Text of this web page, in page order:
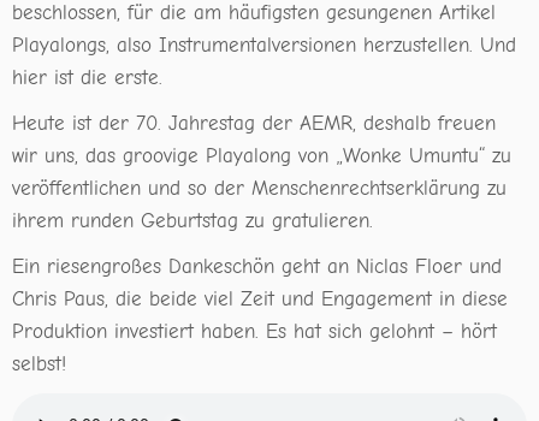
beschlossen, für die am häufigsten gesungenen Artikel
Playalongs, also Instrumentalversionen herzustellen. Und
hier ist die erste.
Heute ist der 70. Jahrestag der AEMR, deshalb freuen
wir uns, das groovige Playalong von „Wonke Umuntu“ zu
veröffentlichen und so der Menschenrechtserklärung zu
ihrem runden Geburtstag zu gratulieren.
Ein riesengroßes Dankeschön geht an Niclas Floer und
Chris Paus, die beide viel Zeit und Engagement in diese
Produktion investiert haben. Es hat sich gelohnt – hört
selbst!